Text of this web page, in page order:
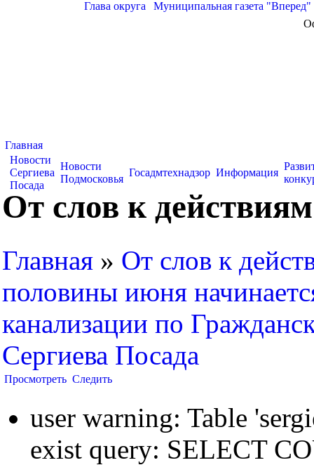
Глава округа Муниципальная газета "Вперед"
Главная
Новости
Сергиева
Посада
Новости
Подмосковья
Госадмтехнадзор Информация
От слов к
Главная » От слов к
половины июня
канализации по
Сергиева Посада
Просмотреть Следить
user warning: Table
exist query: SELECT